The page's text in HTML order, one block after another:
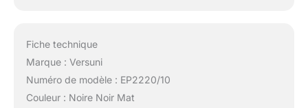
Fiche technique
Marque : Versuni
Numéro de modèle : EP2220/10
Couleur : Noire Noir Mat